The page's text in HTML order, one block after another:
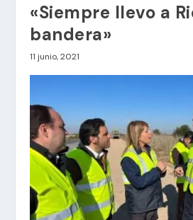
«Siempre llevo a
bandera»
11 junio, 2021